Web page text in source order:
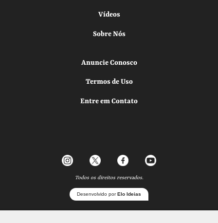
Vídeos
Sobre Nós
Anuncie Conosco
Termos de Uso
Entre em Contato
Todos os direitos reservados.
Desenvolvido porElo Ideias